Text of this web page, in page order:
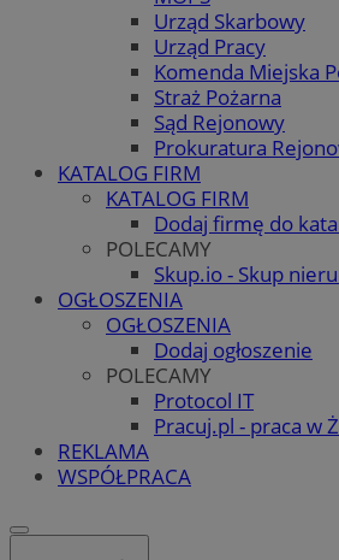
Urząd Skarbowy
Urząd Pracy
Komenda Miejska
Straż Pożarna
Sąd Rejonowy
Prokuratura
KATALOG FIRM
KATALOG FIRM
Dodaj firmę do
POLECAMY
Skup.io - Skup
OGŁOSZENIA
OGŁOSZENIA
Dodaj ogłoszenie
POLECAMY
Protocol IT
Pracuj.pl - praca w
REKLAMA
WSPÓŁPRACA